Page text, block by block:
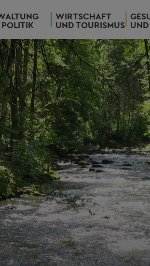
WIRTSCHAFT
UND TOURISMUS